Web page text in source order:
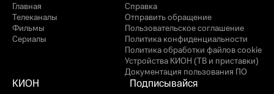
Главная
Телеканалы
Фильмы
Сериалы
Справка
Отправить обращение
Пользовательское соглашение
Политика конфиденциальности
Политика обработки файлов cookie
Устройства КИОН (ТВ и приставки)
Документация пользования ПО
КИОН Подписывайся